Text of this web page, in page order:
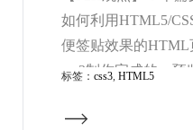
如何利用HTML5/
便签贴效果的HTML
css3制作完成的，
器等等下测试。下
标签： css3, HTML5